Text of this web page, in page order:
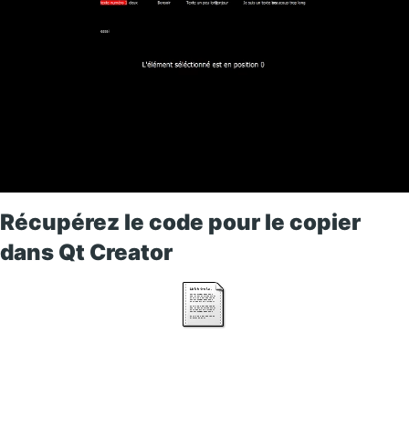
Récupérez le code pour le copier
dans Qt Creator